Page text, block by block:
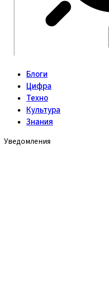
Блоги
Цифра
Техно
Культура
Знания
Уведомления